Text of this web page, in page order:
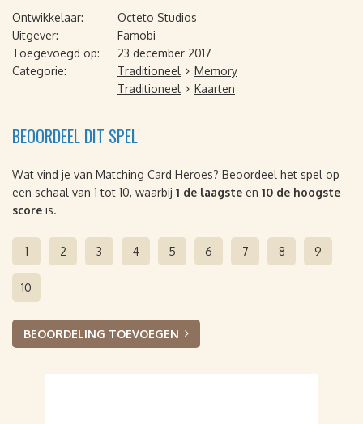
Ontwikkelaar:
Octeto Studios
Uitgever:
Famobi
Toegevoegd op:
23 december 2017
Categorie:
Traditioneel
Memory
Traditioneel
Kaarten
BEOORDEEL DIT SPEL
Wat vind je van Matching Card Heroes? Beoordeel het spel op
een schaal van 1 tot 10, waarbij 1 de laagste en 10 de hoogste
score is.
1 2 3 4 5 6 7 8 9
10
BEOORDELING TOEVOEGEN